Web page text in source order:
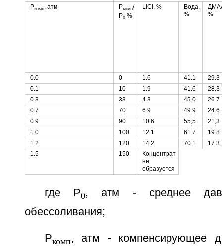
Ркомп, атм Ркомп/
Р0%
LiCl, %
Вода,
%
%
0.0 0 1.6 41.1
29.3
0.1
10 1.9 41.6
28.3
0.3
33 4.3 45.0
26.7
0.7
70 6.9 49.9
24.6
0.9
90 10.6 55,5
21,3
1.0
100 12.1 61.7
19.8
1.2
120 14.2 70.1
17.3
1.5
150
Концентрат
не
образуется
где Р0, атм - среднее
обессоливания;
Ркомп, атм - компенсирующее